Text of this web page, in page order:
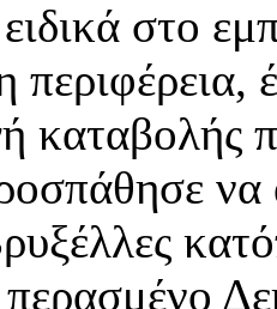
ειδικά στο
καταβολής
να